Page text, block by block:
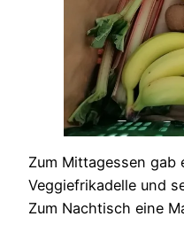
Zum Mittagessen gab
Veggiefrikadelle und
Zum Nachtisch eine